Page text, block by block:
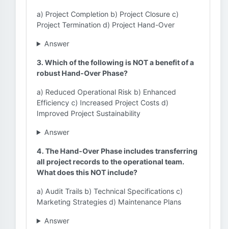
a) Project Completion b) Project Closure c)
Project Termination d) Project Hand-Over
Answer
3. Which of the following is NOT a benefit of a
robust Hand-Over Phase?
a) Reduced Operational Risk b) Enhanced
Efficiency c) Increased Project Costs d)
Improved Project Sustainability
Answer
4. The Hand-Over Phase includes transferring
all project records to the operational team.
What does this NOT include?
a) Audit Trails b) Technical Specifications c)
Marketing Strategies d) Maintenance Plans
Answer